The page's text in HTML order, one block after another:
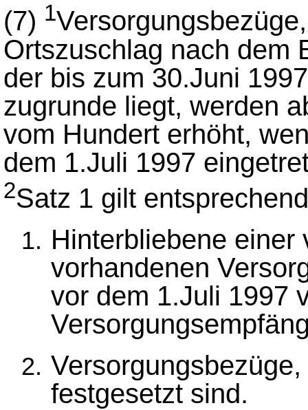
(7) 1
Ortszuschlag nach dem
der bis zum 30.Juni
zugrunde liegt, werden
vom Hundert erhöht,
dem 1.Juli 1997
2Satz 1 gilt
Hinterbliebene einer
vorhandenen
vor dem 1.Juli 1997
festgesetzt sind.